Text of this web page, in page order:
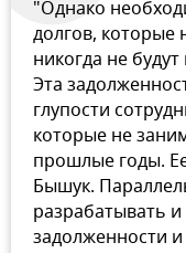
"Однако
долгов, которые
никогда не
Эта
глупости
которые не
прошлые годы.
Бышук.
разрабатывать
задолженности